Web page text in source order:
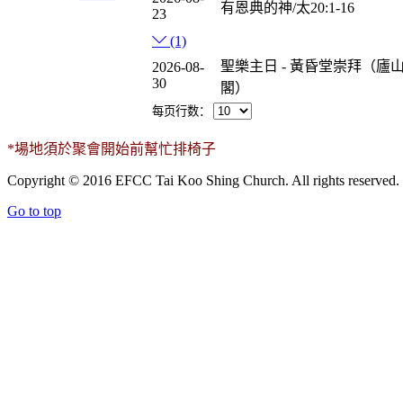
每页行数：
23
有恩典的神/太20:1-16
(1)
2026-08-
30
聖樂主日 - 黃昏堂崇拜（廬山
閣）
*場地須於聚會開始前幫忙排椅子
Copyright © 2016 EFCC Tai Koo Shing Church. All rights reserved.
Go to top